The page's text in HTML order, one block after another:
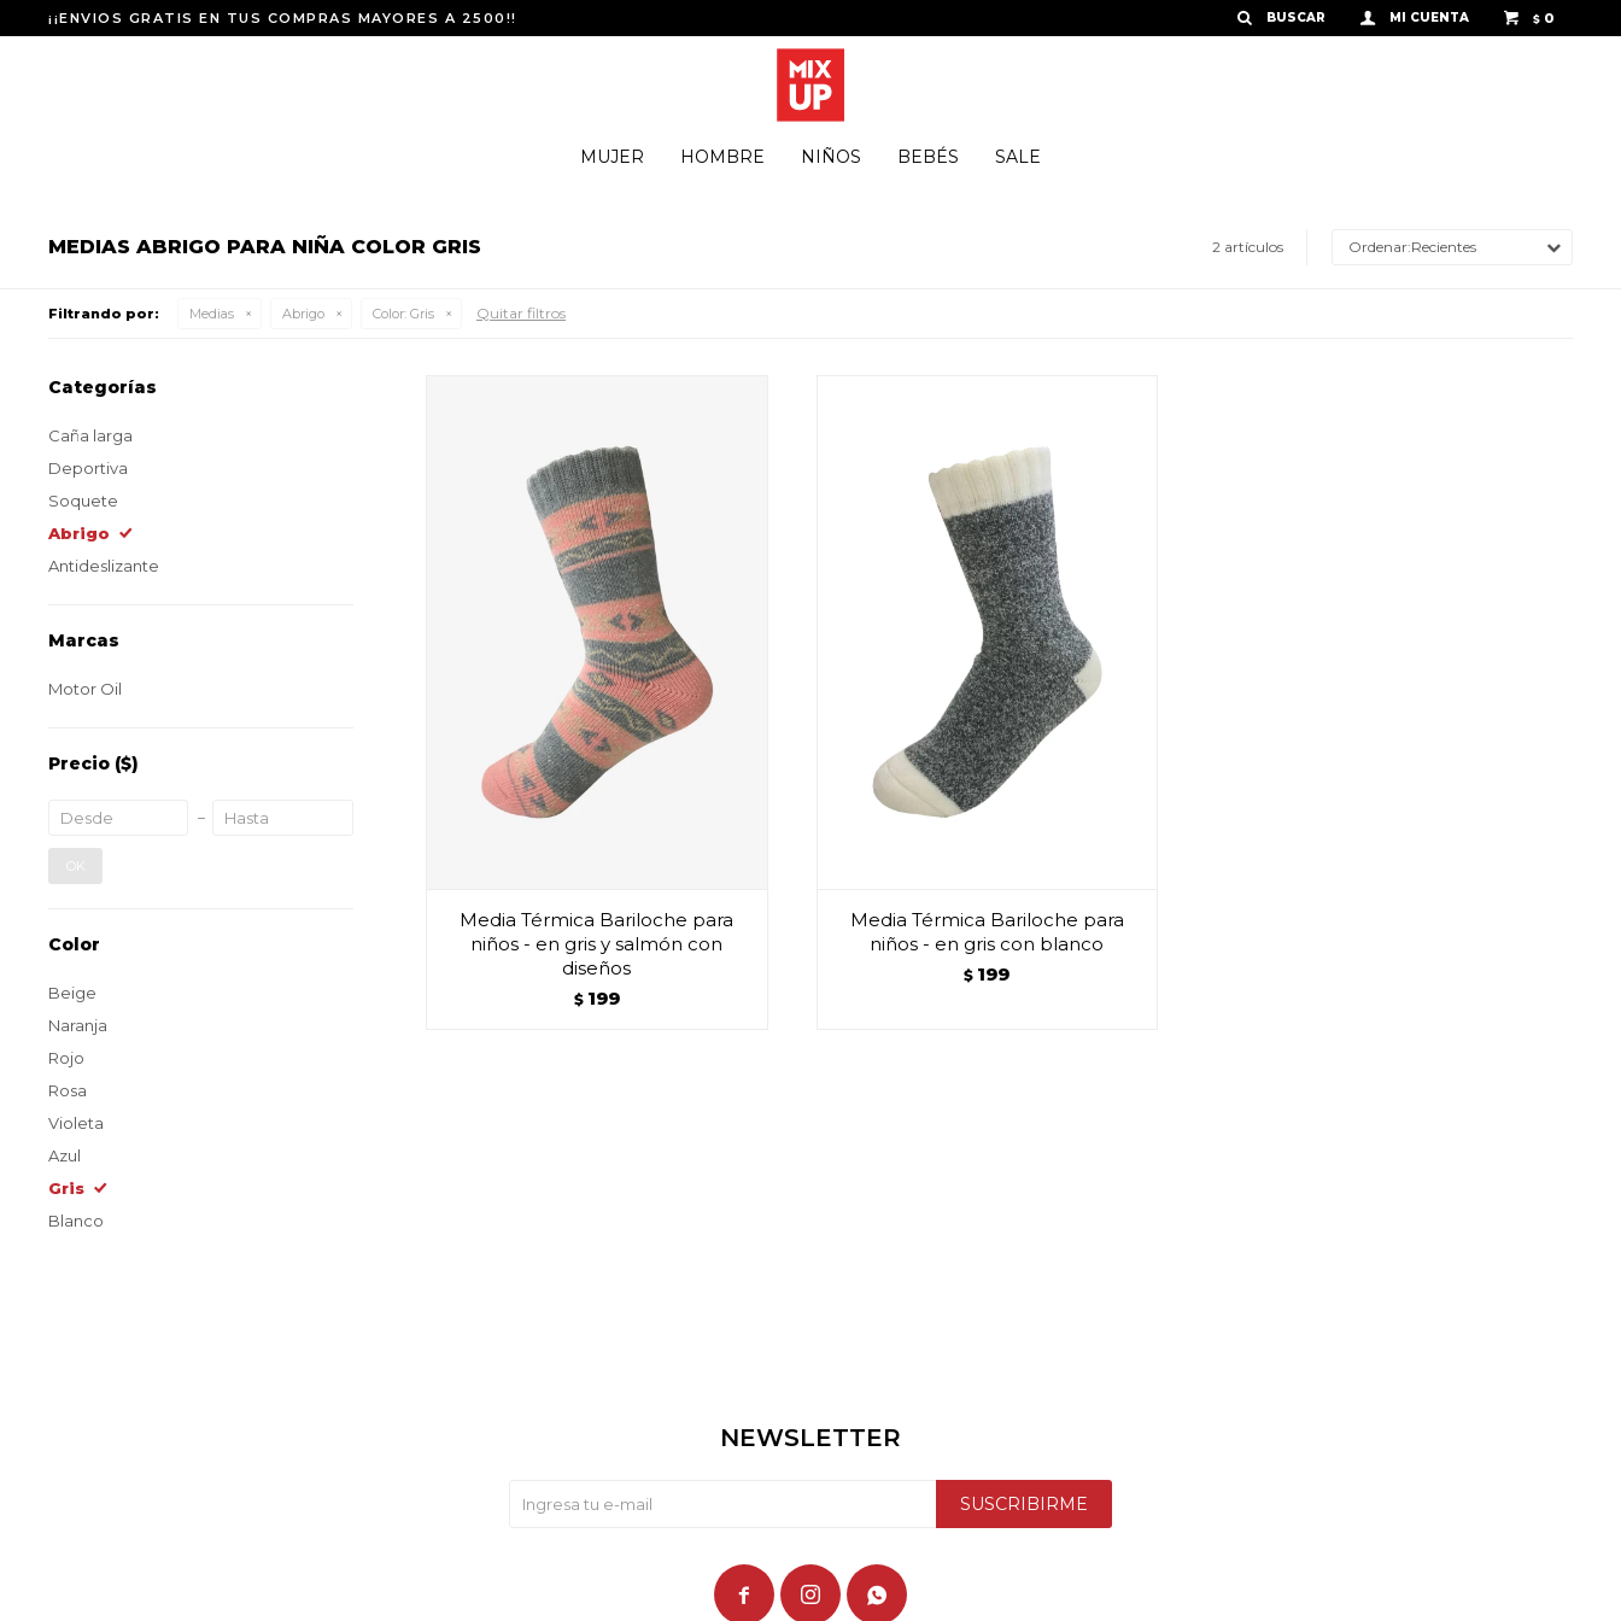
MUJER HOMBRE NIÑOS BEBÉS SALE
$ 0
¡¡ENVIOS GRATIS EN TUS COMPRAS MAYORES A 2500!!
MEDIAS ABRIGO PARA NIÑA COLOR GRIS 2 artículos Recientes
Filtrando por: Medias Abrigo Color: Gris Quitar filtros
Media Térmica Bariloche para
niños - en gris y salmón con
diseños
$ 199
Media Térmica Bariloche para
niños - en gris con blanco
$ 199
Categorías
Caña larga
Deportiva
Soquete
Abrigo
Antideslizante
Marcas
Motor Oil
Precio ($)
OK
Color
Beige
Naranja
Rojo
Rosa
Violeta
Azul
Gris
Blanco
NEWSLETTER
SUSCRIBIRME
  